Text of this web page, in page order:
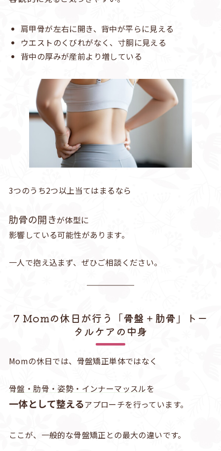
肩甲骨が左右に開き、背中が平らに見える
ウエストのくびれがなく、寸胴に見える
背中の厚みが産前より増している
3つのうち2つ以上当てはまるなら
肋骨の開きが体型に
影響している可能性があります。
一人で抱え込まず、ぜひご相談ください。
7 Momの休日が行う「骨盤＋肋骨」トー
タルケアの中身
Momの休日では、骨盤矯正単体ではなく
骨盤・肋骨・姿勢・インナーマッスルを
一体として整えるアプローチを行っています。
ここが、一般的な骨盤矯正との最大の違いです。